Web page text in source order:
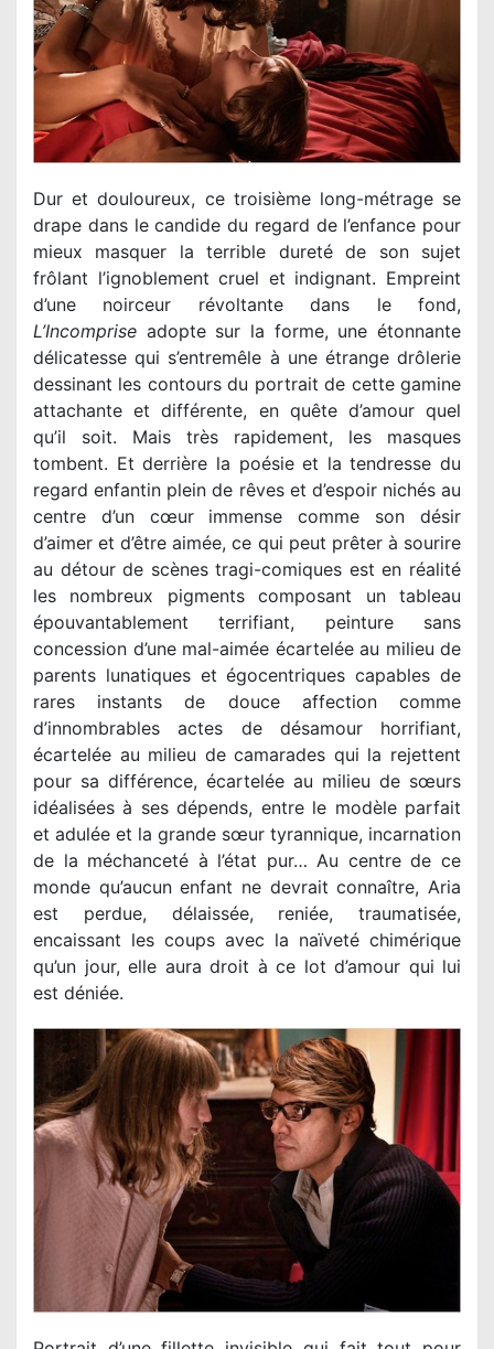
Dur et douloureux, ce troisième long-métrage se
drape dans le candide du regard de l’enfance pour
mieux masquer la terrible dureté de son sujet
frôlant l’ignoblement cruel et indignant. Empreint
d’une noirceur révoltante dans le fond,
L’Incomprise adopte sur la forme, une étonnante
délicatesse qui s’entremêle à une étrange drôlerie
dessinant les contours du portrait de cette gamine
attachante et différente, en quête d’amour quel
qu’il soit. Mais très rapidement, les masques
tombent. Et derrière la poésie et la tendresse du
regard enfantin plein de rêves et d’espoir nichés au
centre d’un cœur immense comme son désir
d’aimer et d’être aimée, ce qui peut prêter à sourire
au détour de scènes tragi-comiques est en réalité
les nombreux pigments composant un tableau
épouvantablement terrifiant, peinture sans
concession d’une mal-aimée écartelée au milieu de
parents lunatiques et égocentriques capables de
rares instants de douce affection comme
d’innombrables actes de désamour horrifiant,
écartelée au milieu de camarades qui la rejettent
pour sa différence, écartelée au milieu de sœurs
idéalisées à ses dépends, entre le modèle parfait
et adulée et la grande sœur tyrannique, incarnation
de la méchanceté à l’état pur… Au centre de ce
monde qu’aucun enfant ne devrait connaître, Aria
est perdue, délaissée, reniée, traumatisée,
encaissant les coups avec la naïveté chimérique
qu’un jour, elle aura droit à ce lot d’amour qui lui
est déniée.